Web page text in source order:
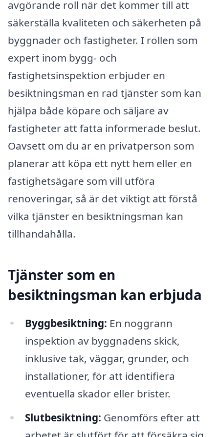
avgörande roll när det kommer till att
säkerställa kvaliteten och säkerheten på
byggnader och fastigheter. I rollen som
expert inom bygg- och
fastighetsinspektion erbjuder en
besiktningsman en rad tjänster som kan
hjälpa både köpare och säljare av
fastigheter att fatta informerade beslut.
Oavsett om du är en privatperson som
planerar att köpa ett nytt hem eller en
fastighetsägare som vill utföra
renoveringar, så är det viktigt att förstå
vilka tjänster en besiktningsman kan
tillhandahålla.
Tjänster som en
besiktningsman kan erbjuda
Byggbesiktning: En noggrann
inspektion av byggnadens skick,
inklusive tak, väggar, grunder, och
installationer, för att identifiera
eventuella skador eller brister.
Slutbesiktning: Genomförs efter att